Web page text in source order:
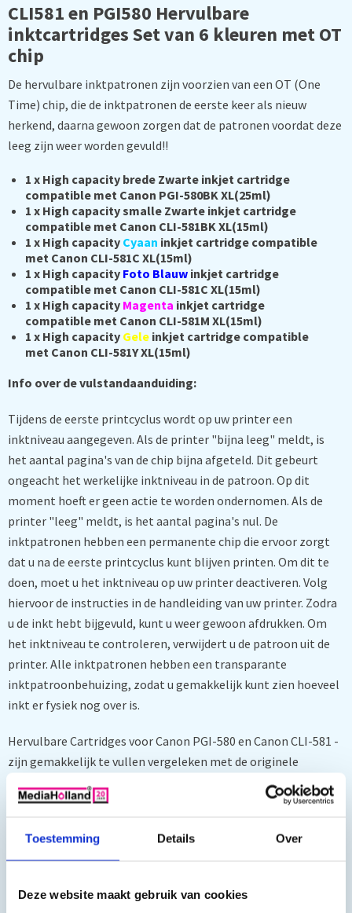
Toestemming Details Over
Deze website maakt gebruik van cookies
CLI581 en PGI580 Hervulbare
inktcartridges Set van 6 kleuren met OT
chip
De hervulbare inktpatronen zijn voorzien van een OT (One
Time) chip, die de inktpatronen de eerste keer als nieuw
herkend, daarna gewoon zorgen dat de patronen voordat deze
leeg zijn weer worden gevuld!!
1 x High capacity brede Zwarte inkjet cartridge
compatible met Canon PGI-580BK XL(25ml)
1 x High capacity smalle Zwarte inkjet cartridge
compatible met Canon CLI-581BK XL(15ml)
1 x High capacity Cyaan inkjet cartridge compatible
met Canon CLI-581C XL(15ml)
1 x High capacity Foto Blauw inkjet cartridge
compatible met Canon CLI-581C XL(15ml)
1 x High capacity Magenta inkjet cartridge
compatible met Canon CLI-581M XL(15ml)
1 x High capacity Gele inkjet cartridge compatible
met Canon CLI-581Y XL(15ml)
Info over de vulstandaanduiding:
Tijdens de eerste printcyclus wordt op uw printer een
inktniveau aangegeven. Als de printer "bijna leeg" meldt, is
het aantal pagina's van de chip bijna afgeteld. Dit gebeurt
ongeacht het werkelijke inktniveau in de patroon. Op dit
moment hoeft er geen actie te worden ondernomen. Als de
printer "leeg" meldt, is het aantal pagina's nul. De
inktpatronen hebben een permanente chip die ervoor zorgt
dat u na de eerste printcyclus kunt blijven printen. Om dit te
doen, moet u het inktniveau op uw printer deactiveren. Volg
hiervoor de instructies in de handleiding van uw printer. Zodra
u de inkt hebt bijgevuld, kunt u weer gewoon afdrukken. Om
het inktniveau te controleren, verwijdert u de patroon uit de
printer. Alle inktpatronen hebben een transparante
inktpatroonbehuizing, zodat u gemakkelijk kunt zien hoeveel
inkt er fysiek nog over is.
Hervulbare Cartridges voor Canon PGI-580 en Canon CLI-581 -
zijn gemakkelijk te vullen vergeleken met de originele
cartridges! Deze patronen worden gevuld via de bovenste
vulopening. Verwijder gewoon de gekleurde plug en vul met de
verwijderde plug.
dusinktmee.